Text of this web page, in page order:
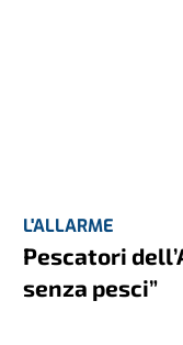
L'ALLARME
Pescatori
senza pesci”